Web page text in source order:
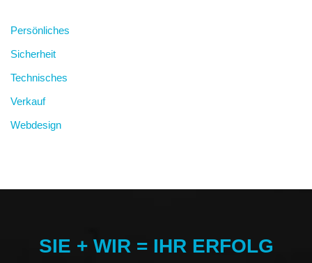
Persönliches
Sicherheit
Technisches
Verkauf
Webdesign
SIE + WIR = IHR ERFOLG